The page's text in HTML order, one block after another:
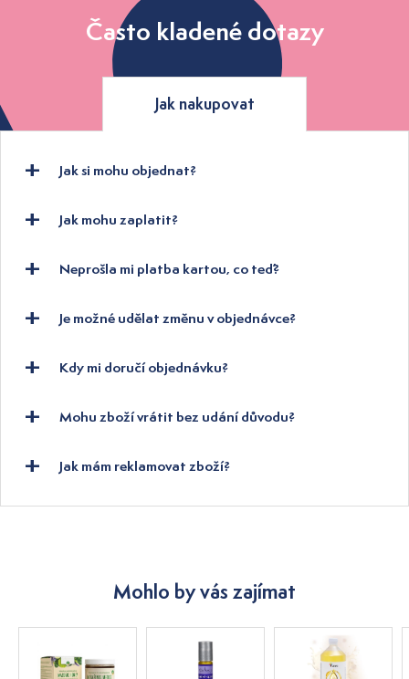
Často kladené dotazy
Jak nakupovat
Jak si mohu objednat?
Jak mohu zaplatit?
Neprošla mi platba kartou, co teď?
Je možné udělat změnu v objednávce?
Kdy mi doručí objednávku?
Mohu zboží vrátit bez udání důvodu?
Jak mám reklamovat zboží?
Mohlo by vás zajímat